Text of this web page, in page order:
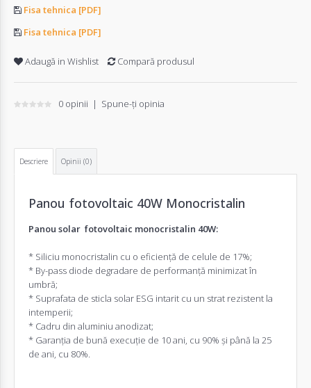
Fisa tehnica [PDF]
Fisa tehnica [PDF]
Adaugă in Wishlist Compară produsul
0 opinii | Spune-ţi opinia
Descriere Opinii (0)
Panou fotovoltaic 40W Monocristalin
Panou solar fotovoltaic monocristalin 40W:
* Siliciu monocristalin cu o eficiență de celule de 17%;
* By-pass diode degradare de performanță minimizatîn
umbră;
* Suprafata de sticla solar ESG intarit cu un strat rezistent la
intemperii;
* Cadru din aluminiu anodizat;
* Garanția de bună execuție de 10 ani cu 90% și până la 25
de ani cu 80%.